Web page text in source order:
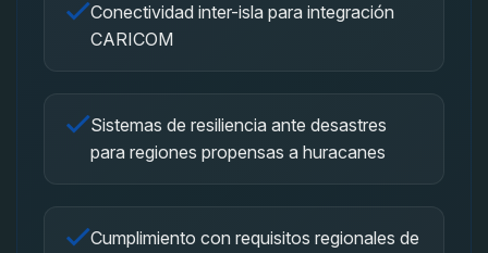
Conectividad inter-isla para integración
CARICOM
Sistemas de resiliencia ante desastres
para regiones propensas a huracanes
Cumplimiento con requisitos regionales de